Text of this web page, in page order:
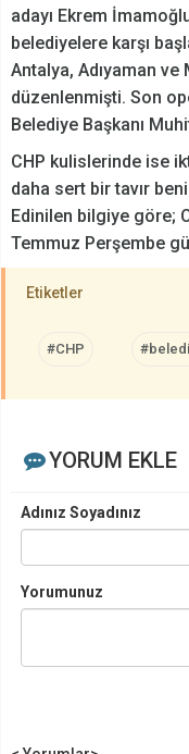
adayı Ekrem
belediyelere karşı
Antalya, Adıyaman
düzenlenmişti. Son
Belediye Başkanı
CHP kulislerinde ise
daha sert bir tavır
Edinilen bilgiye göre;
Temmuz Perşembe
Etiketler
#CHP
YORUM EKLE
Adınız Soyadınız
Yorumunuz